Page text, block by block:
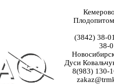
(3842) 38-
38-
Дуси
8(983) 130-